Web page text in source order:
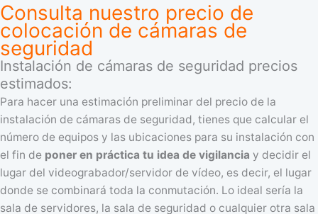
Consulta nuestro precio de
colocación de cámaras de
seguridad
Instalación de cámaras de seguridad precios
estimados:
Para hacer una estimación preliminar del precio de la
instalación de cámaras de seguridad, tienes que calcular el
número de equipos y las ubicaciones para su instalación con
el fin de poner en práctica tu idea de vigilancia y decidir el
lugar del videograbador/servidor de vídeo, es decir, el lugar
donde se combinará toda la conmutación. Lo ideal sería la
sala de servidores, la sala de seguridad o cualquier otra sala